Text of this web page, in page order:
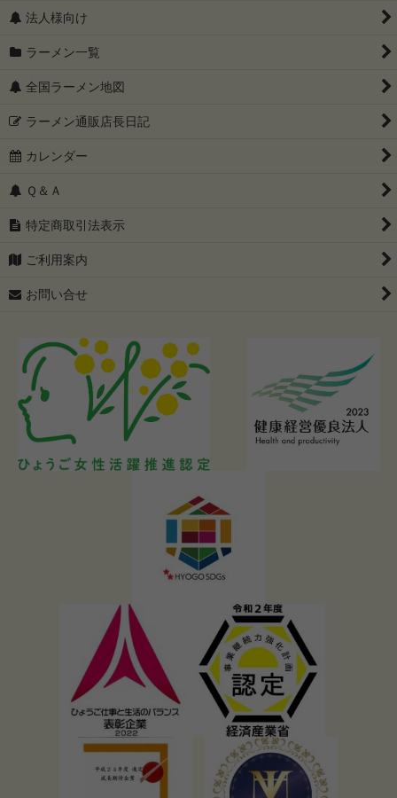
法人様向け
ラーメン一覧
全国ラーメン地図
ラーメン通販店長日記
カレンダー
Ｑ＆Ａ
特定商取引法表示
ご利用案内
お問い合せ